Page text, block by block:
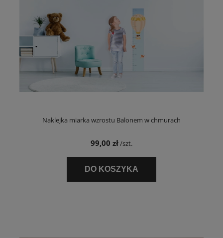
Naklejka miarka wzrostu Balonem w chmurach
99,00 zł/szt.
DO KOSZYKA